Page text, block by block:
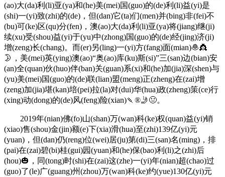
(ao)大(da)利(li)亚(ya)和(he)美(mei)国(guo)的(de)利(li)益(yi)是
(shi)一(yi)致(zhi)的(de)，但(dan)它(ta)们(men)并(bing)非(fei)不
(bu)可(ke)区(qu)分(fen)，澳(ao)大(da)利(li)亚(ya)将(jiang)继(ji)
续(xu)受(shou)益(yi)于(yu)中(zhong)国(guo)的(de)经(jing)济(ji)
增(zeng)长(chang)。而(er)另(ling)一(yi)方(fang)面(mian)🧆👸
🌛，美(mei)英(ying)澳(ao)“奥(ao)库(ku)斯(si)”三(san)边(bian)安
(an)全(quan)伙(huo)伴(ban)关(guan)系(xi)和(he)加(jia)深(shen)与
(yu)美(mei)国(guo)的(de)联(lian)盟(meng)正(zheng)在(zai)增
(zeng)加(jia)堪(kan)培(pei)拉(la)对(dui)华(hua)政(zheng)策(ce)行
(xing)动(dong)的(de)风(feng)险(xian)🍡®🤳😐。
2019年(nian)佛(fo)山(shan)万(wan)科(ke)权(quan)益(yi)销
(xiao)售(shou)金(jin)额(e)下(xia)滑(hua)至(zhi)139亿(yi)元
(yuan)，但(dan)仍(reng)位(wei)居(ju)第(di)三(san)名(ming)，排
(pai)在(zai)碧(bi)桂(gui)园(yuan)和(he)保(bao)利(li)之(zhi)后
(hou)🎃，同(tong)时(shi)在(zai)这(zhe)一(yi)年(nian)超(chao)过
(guo)了(le)广(guang)州(zhou)万(wan)科(ke)约(yue)130亿(yi)元